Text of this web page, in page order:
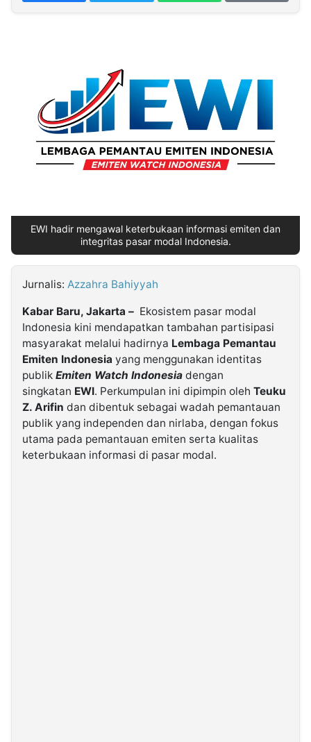
INDONESIA
Dinamikapost.com
Seedbacklink
Kabarbaru
Kabarbaru.co
2026
Kabarbaru
Media
Holding
EWI hadir mengawal keterbukaan informasi emiten dan
integritas pasar modal Indonesia.
Jurnalis: Azzahra Bahiyyah
Kabar Baru, Jakarta – Ekosistem pasar modal
Indonesia kini mendapatkan tambahan partisipasi
masyarakat melalui hadirnya Lembaga Pemantau
Emiten Indonesia yang menggunakan identitas
publik Emiten Watch Indonesia dengan
singkatan EWI. Perkumpulan ini dipimpin oleh Teuku
Z. Arifin dan dibentuk sebagai wadah pemantauan
publik yang independen dan nirlaba, dengan fokus
utama pada pemantauan emiten serta kualitas
keterbukaan informasi di pasar modal.